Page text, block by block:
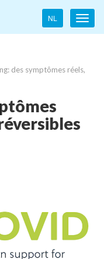
Language
navigation
NL
des symptômes réels,